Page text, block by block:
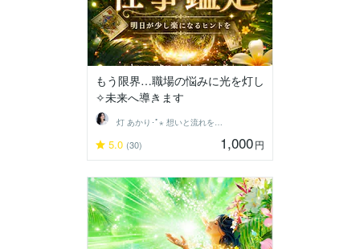
もう限界…職場の悩みに光を灯し
✧未来へ導きます
5.0 (30) 1,000円